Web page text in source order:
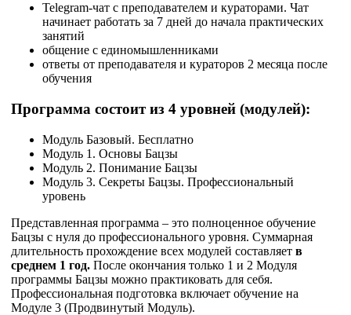
Telegram-чат с преподавателем и кураторами. Чат
начинает работать за 7 дней до начала практических
занятий
общение с единомышленниками
ответы от преподавателя и кураторов 2 месяца после
обучения
Программа состоит из 4 уровней (модулей):
Модуль Базовый. Бесплатно
Модуль 1. Основы Бацзы
Модуль 2. Понимание Бацзы
Модуль 3. Секреты Бацзы. Профессиональный
уровень
Представленная программа – это полноценное обучение
Бацзы с нуля до профессионального уровня. Суммарная
длительность прохождение всех модулей составляет в
среднем 1 год. После окончания только 1 и 2 Модуля
программы Бацзы можно практиковать для себя.
Профессиональная подготовка включает обучение на
Модуле 3 (Продвинутый Модуль).